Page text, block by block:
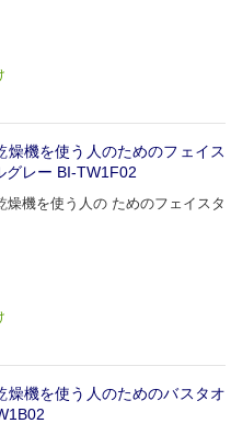
燥機を使う人のためのフェイス
グレー BI-TW1F02
燥機を使う人の ためのフェイスタ
燥機を使う人のためのバスタオ